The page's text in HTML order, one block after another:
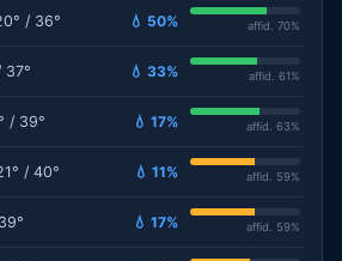
/ 36° 💧 50% affid. 70%
37° 💧 33% affid. 61%
/ 39° 💧 17% affid. 63%
/ 40° 💧 11% affid. 59%
💧 17% affid. 59%